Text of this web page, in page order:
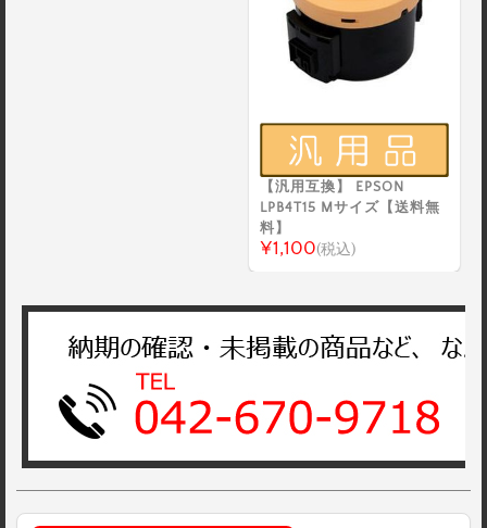
【汎用互換】 EPSON
LPB4T15 Mサイズ【送料無
料】
¥1,100(税込)